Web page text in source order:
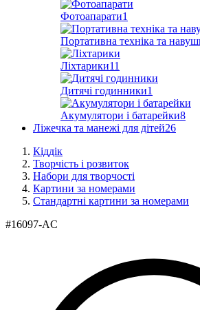
Фотоапарати1
Портативна техніка та
Ліхтарики11
Дитячі годинники1
Акумулятори і батарейки8
Ліжечка та манежі для дітей26
Кіддік
Творчість і розвиток
Набори для творчості
Картини за номерами
Стандартні картини за номерами
#16097-AC